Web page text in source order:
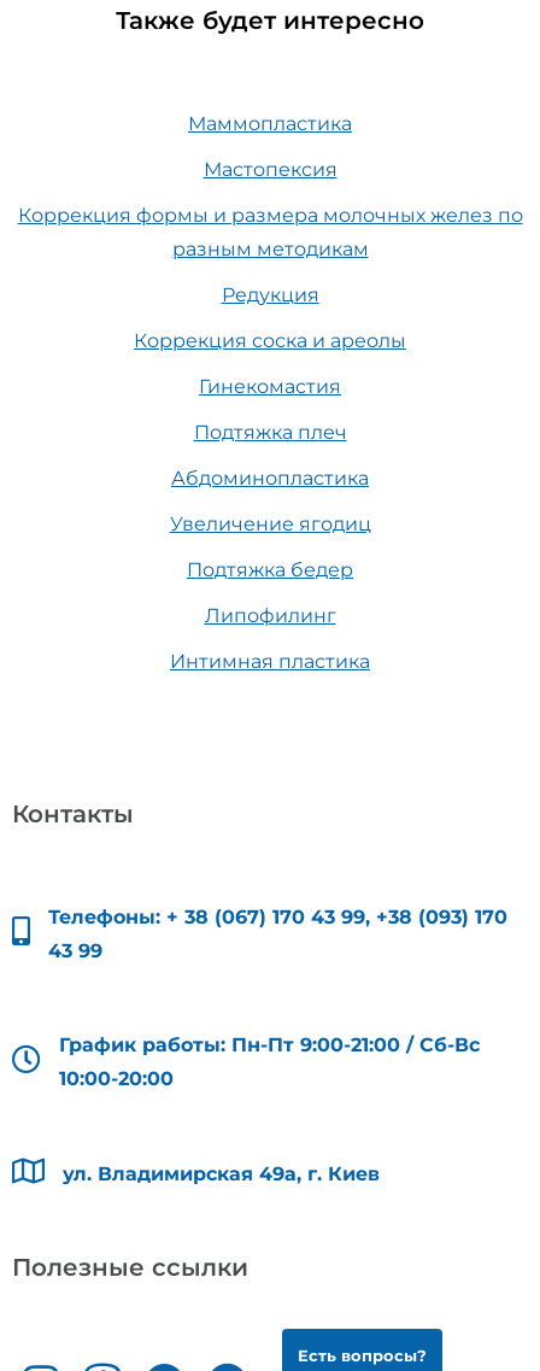
Также будет интересно
Маммопластика
Мастопексия
Коррекция формы и размера молочных желез по
разным методикам
Редукция
Коррекция соска и ареолы
Гинекомастия
Подтяжка плеч
Абдоминопластика
Увеличение ягодиц
Подтяжка бедер
Липофилинг
Интимная пластика
Контакты
Телефоны: + 38 (067) 170 43 99, +38 (093) 170
43 99
График работы: Пн-Пт 9:00-21:00 / Сб-Вс
10:00-20:00
ул. Владимирская 49а, г. Киев
Полезные ссылки
Есть вопросы?